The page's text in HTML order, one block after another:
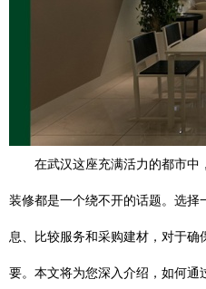
在武汉这座充满活力的都市中
装修都是一个绕不开的话题。选
息、比较服务和采购建材，对于
要。本文将为您深入介绍，如何